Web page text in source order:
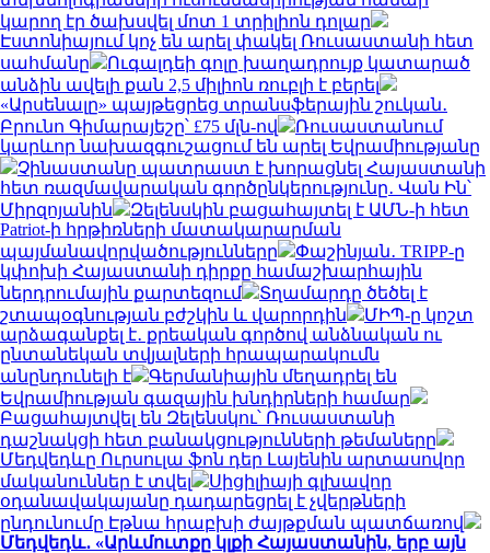
կարող էր ծախսվել մոտ 1 տրիլիոն դոլար
Էստոնիայում կոչ են արել փակել Ռուսաստանի հետ
սահմանը
Ուգալդեի գոլը խաղադրույք կատարած
անձին ավելի քան 2,5 միլիոն ռուբլի է բերել
«Արսենալը» պայթեցրեց տրանսֆերային շուկան․
Բրունո Գիմարայեշը՝ £75 մլն-ով
Ռուսաստանում
կարևոր նախազգուշացում են արել Եվրամիությանը
Չինաստանը պատրաստ է խորացնել Հայաստանի
հետ ռազմավարական գործընկերությունը․ Վան Ին՝
Միրզոյանին
Զելենսկին բացահայտել է ԱՄՆ-ի հետ
Patriot-ի հրթիռների մատակարարման
պայմանավորվածությունները
Փաշինյան․ TRIPP-ը
կփոխի Հայաստանի դիրքը համաշխարհային
ներդրումային քարտեզում
Տղամարդը ծեծել է
շտապօգնության բժշկին և վարորդին
ՄԻՊ-ը կոշտ
արձագանքել է․ քրեական գործով անձնական ու
ընտանեկան տվյալների հրապարակումն
անընդունելի է
Գերմանիային մեղադրել են
Եվրամիության գազային խնդիրների համար
Բացահայտվել են Զելենսկու՝ Ռուսաստանի
դաշնակցի հետ բանակցությունների թեմաները
Մեդվեդևը Ուրսուլա ֆոն դեր Լայենին արտասովոր
մականուններ է տվել
Սիցիլիայի գլխավոր
օդանավակայանը դադարեցրել է չվերթների
ընդունումը Էթնա հրաբխի ժայթքման պատճառով
Մեդվեդև․ «Արևմուտքը կլքի Հայաստանին, երբ այն